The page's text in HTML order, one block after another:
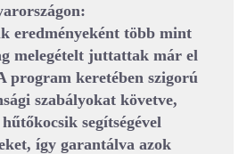
eredményeként több mint
melegételt juttattak már el
program keretében szigorú
szabályokat követve,
segítségével
így garantálva azok